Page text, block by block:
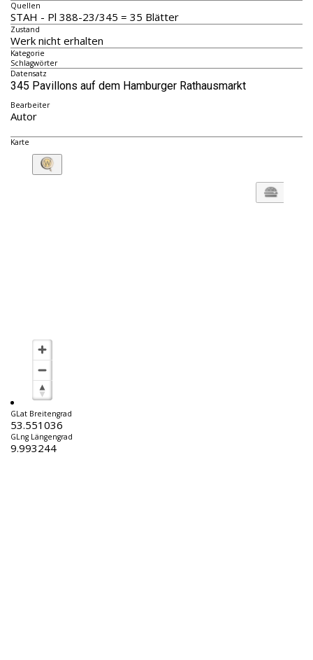
Quellen
STAH - Pl 388-23/345 = 35 Blätter
Zustand
Werk nicht erhalten
Kategorie
Schlagwörter
Datensatz
345 Pavillons auf dem Hamburger Rathausmarkt
Bearbeiter
Autor
Karte
GLat Breitengrad
53.551036
GLng Längengrad
9.993244